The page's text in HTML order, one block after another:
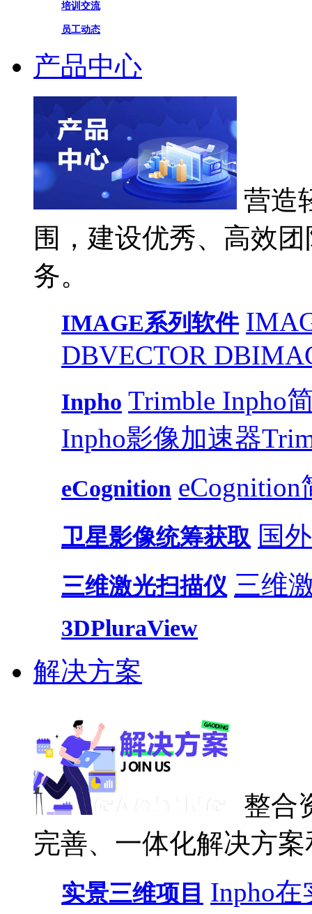
培训交流
员工动态
产品中心
营造
围，建设优秀、高效
务。
IMAGE系列软件
DBVECTOR DB
Inpho Trimble Inpho
Inpho影像加速器
eCognition eCognition
卫星影像统筹获取 国
三维激光扫描仪 三维
3DPluraView
解决方案
整合
完善、一体化解决方
实景三维项目 Inpho